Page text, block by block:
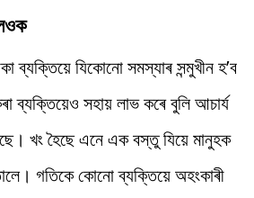
ব্যক্তিয়ে যিকোনো সমস্যাৰ সন্মুখীন হ’ব
সহায় লাভ কৰে বুলি আচাৰ্য
খং হৈছে এনে এক বস্তু যিয়ে মানুহক
গতিকে কোনো ব্যক্তিয়ে অহংকাৰী